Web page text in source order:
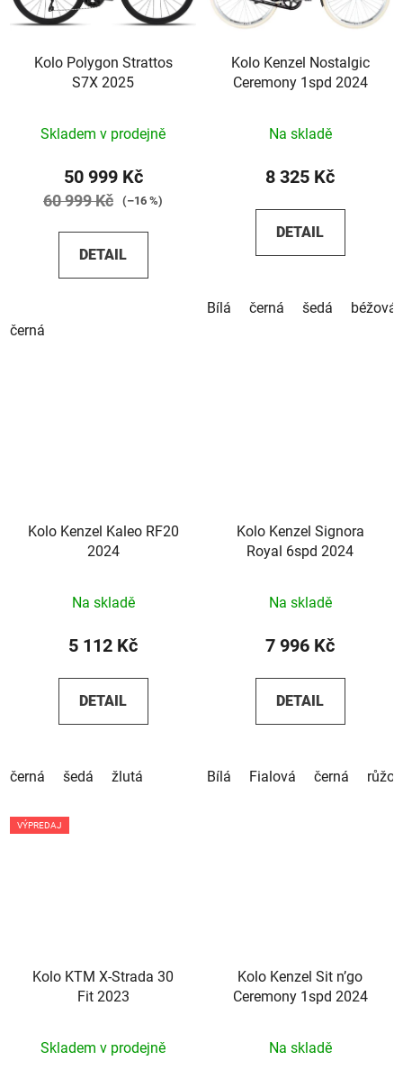
Kolo Polygon Strattos
S7X 2025
Skladem v prodejně
50 999 Kč
60 999 Kč (–16 %)
DETAIL
černá
Kolo Kenzel Nostalgic
Ceremony 1spd 2024
Na skladě
8 325 Kč
DETAIL
Bílá černá šedá béžová
Kolo Kenzel Kaleo RF20
2024
Na skladě
5 112 Kč
DETAIL
černá šedá žlutá
Kolo Kenzel Signora
Royal 6spd 2024
Na skladě
7 996 Kč
DETAIL
Bílá Fialová černá
VÝPREDAJ
Kolo KTM X-Strada 30
Fit 2023
Skladem v prodejně
Kolo Kenzel Sit n’go
Ceremony 1spd 2024
Na skladě